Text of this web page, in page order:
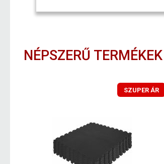
NÉPSZERŰ TERMÉKEK
SZUPER ÁR